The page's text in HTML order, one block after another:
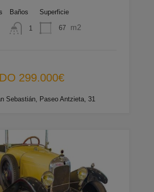
Baños
1
Superficie
67 m2
299.000€
Sebastián, Paseo Antzieta, 31